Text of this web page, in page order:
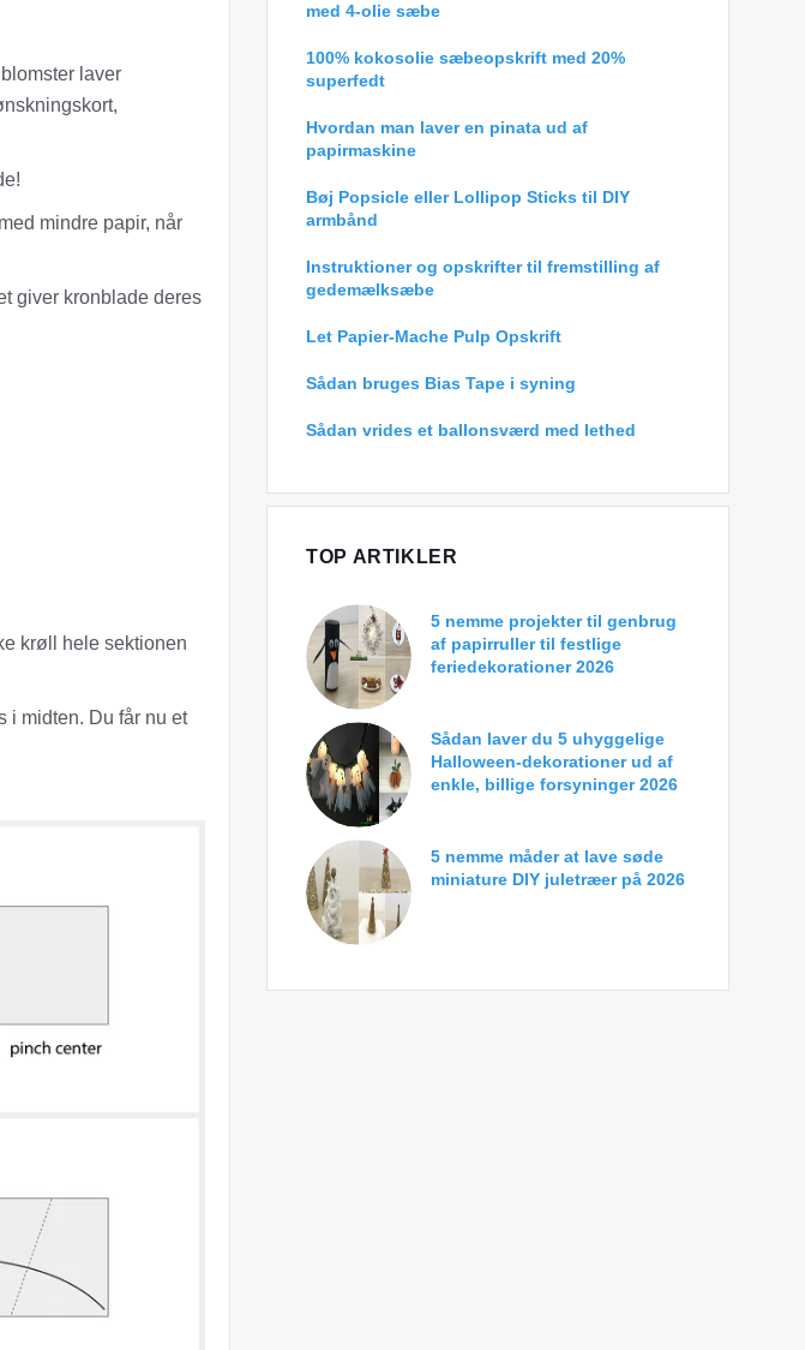
laver
mindre papir, når
giver kronblade deres
krøll hele sektionen
i midten. Du får nu et
med 4-olie sæbe
100% kokosolie sæbeopskrift med 20%
superfedt
Hvordan man laver en pinata ud af
papirmaskine
Bøj Popsicle eller Lollipop Sticks til DIY
armbånd
Instruktioner og opskrifter til fremstilling af
gedemælksæbe
Let Papier-Mache Pulp Opskrift
Sådan bruges Bias Tape i syning
Sådan vrides et ballonsværd med lethed
TOP ARTIKLER
5 nemme projekter til genbrug
af papirruller til festlige
feriedekorationer 2026
Sådan laver du 5 uhyggelige
Halloween-dekorationer ud af
enkle, billige forsyninger 2026
5 nemme måder at lave søde
miniature DIY juletræer på 2026